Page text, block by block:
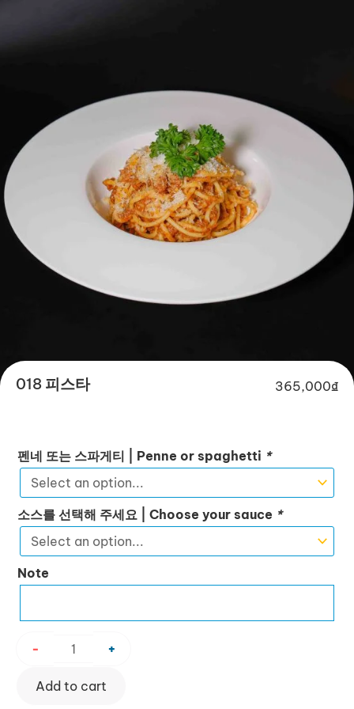
018 피스타 365,000₫
펜네 또는 스파게티 | Penne or spaghetti *
소스를 선택해 주세요 | Choose your sauce *
Note
018
피
스
타
quantity
- +
Add to cart